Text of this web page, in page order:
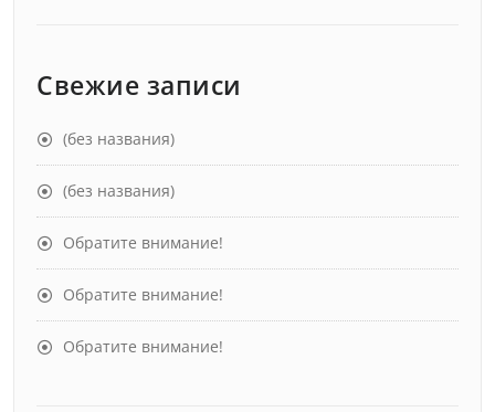
Свежие записи
(без названия)
(без названия)
Обратите внимание!
Обратите внимание!
Обратите внимание!